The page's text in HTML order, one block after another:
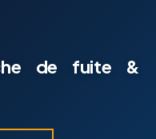
de fuite &